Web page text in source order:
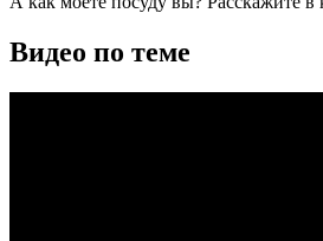
Видео по теме